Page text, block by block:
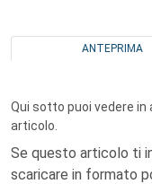
ANTEPRIMA
Qui sotto puoi vedere
articolo.
Se questo articolo ti
scaricare in formato